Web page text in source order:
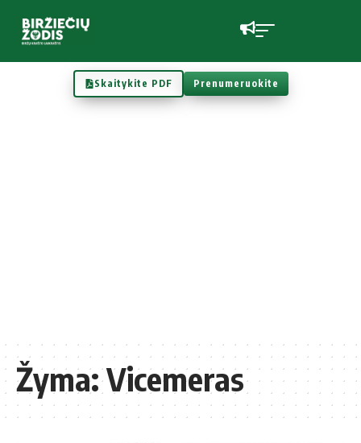
Skaitykite PDF Prenumeruokite
Žyma:Vicemeras